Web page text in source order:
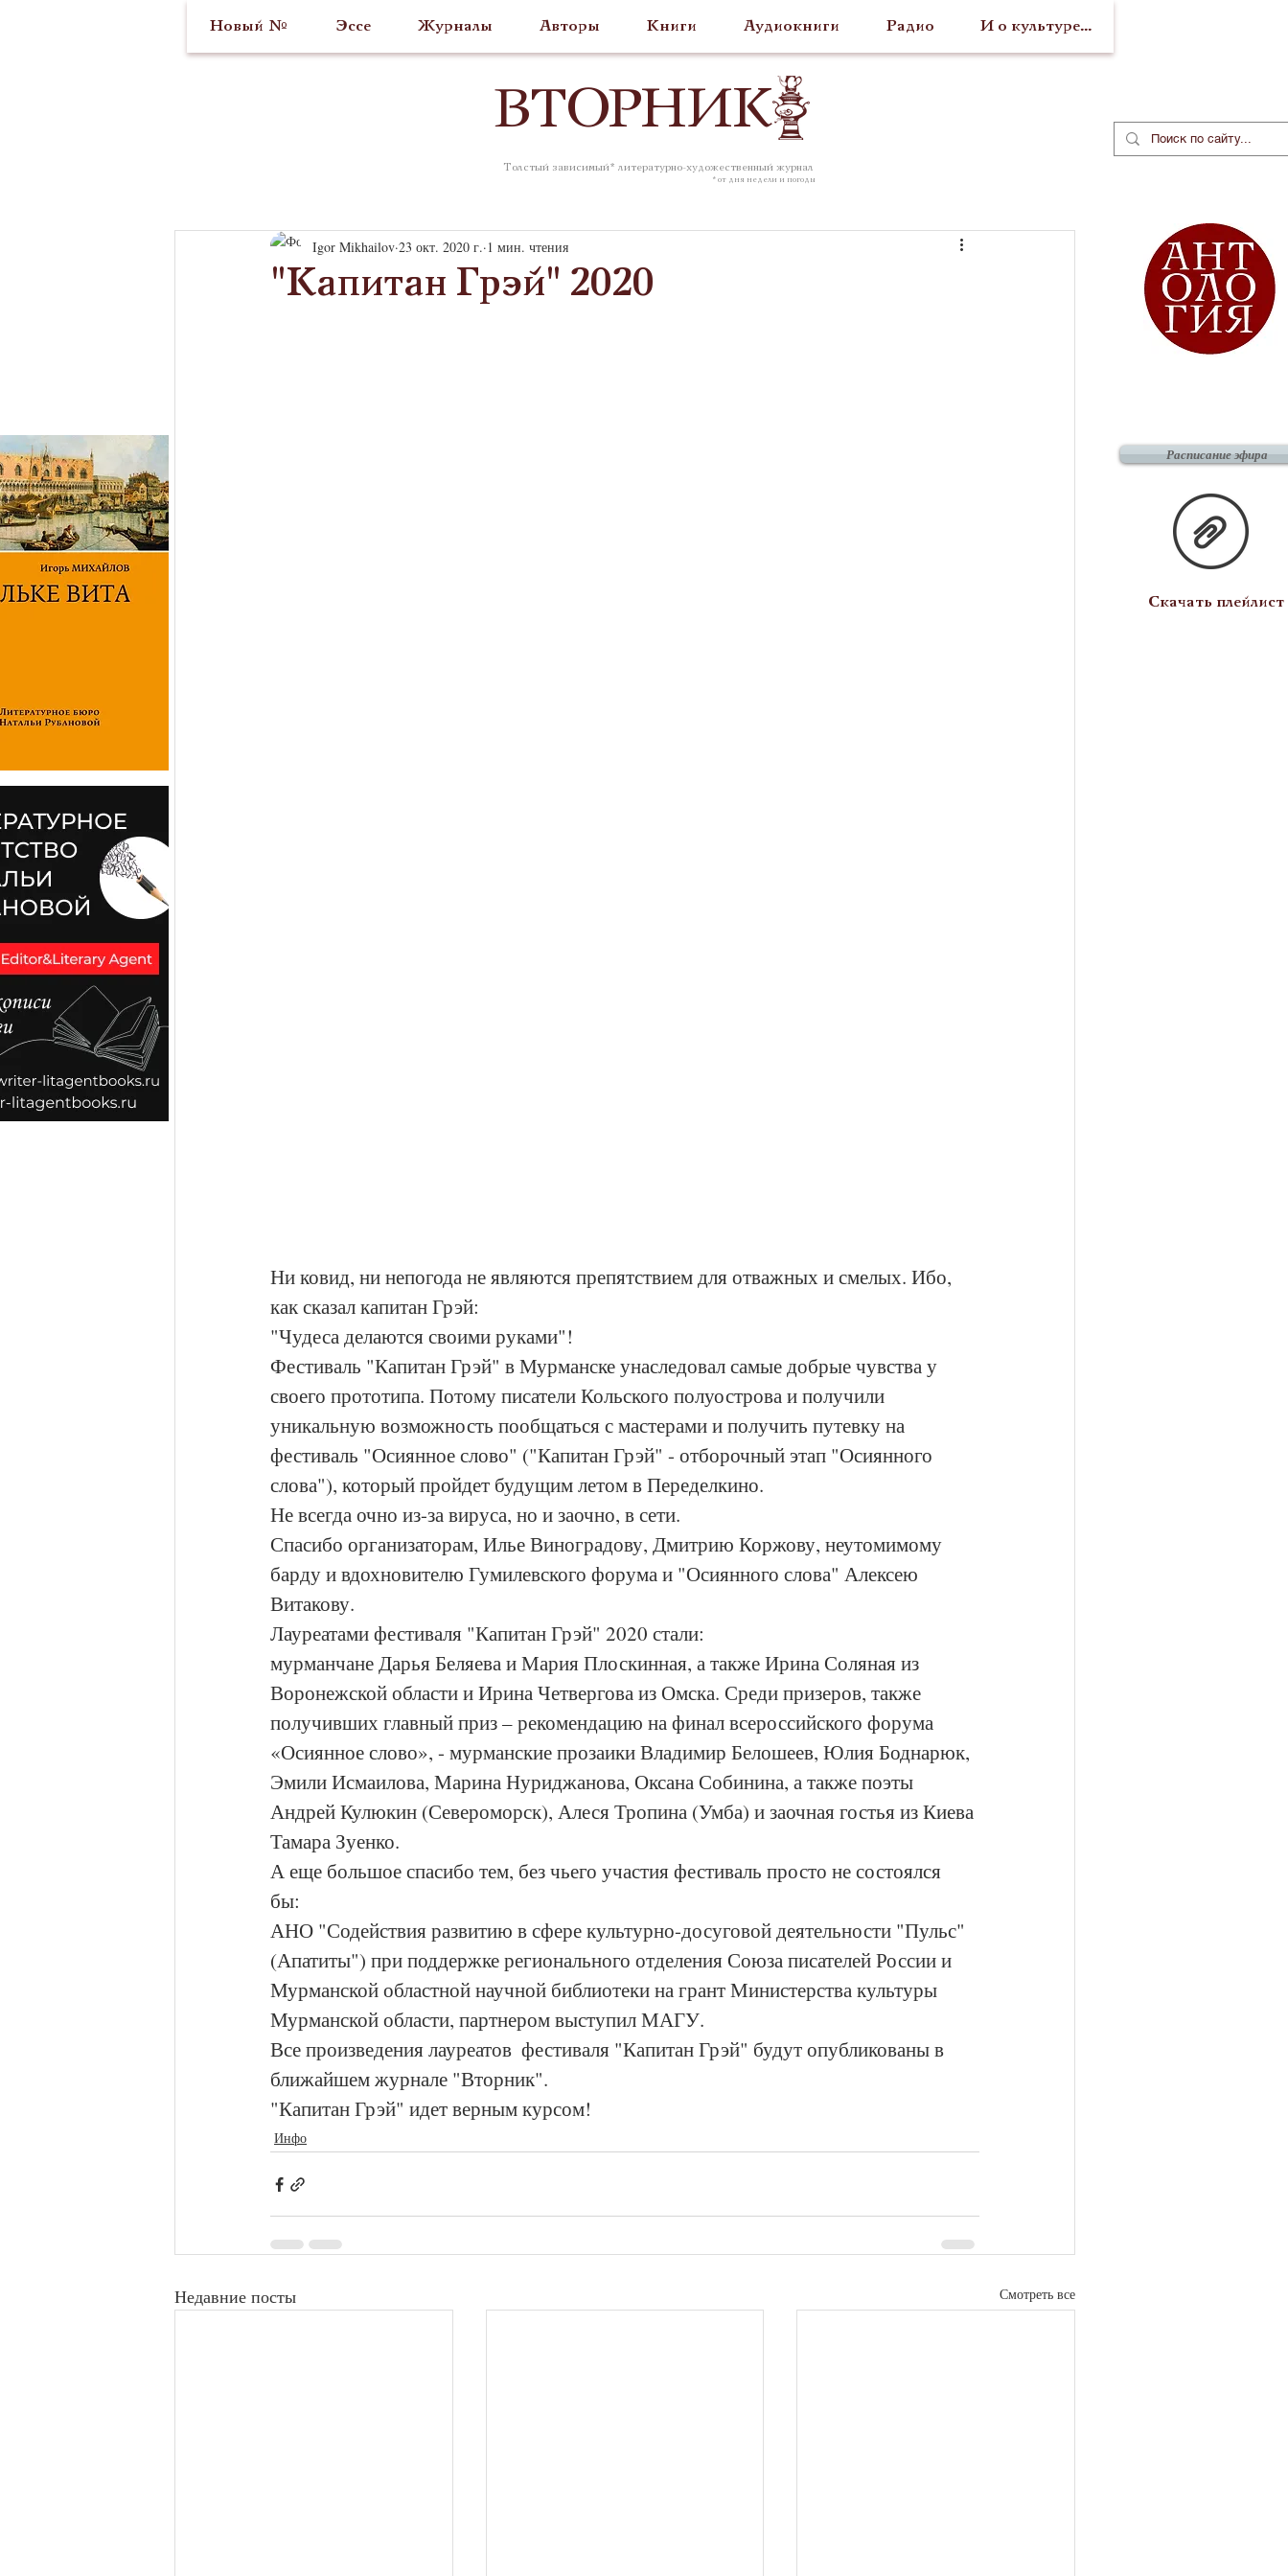
Новый № Эссе Журналы Авторы Книги Аудиокниги Радио И о культуре...
ВТОРНИК
Толстый зависимый* литературно-художественный журнал
* от дня недели и погоды
"Капитан Грэй" 2020
Igor Mikhailov 23 окт. 2020 г. 1 мин. чтения
Ни ковид, ни непогода не являются препятствием для отважных и смелых. Ибо,
как сказал капитан Грэй:
"Чудеса делаются своими руками"!
Фестиваль "Капитан Грэй" в Мурманске унаследовал самые добрые чувства у
своего прототипа. Потому писатели Кольского полуострова и получили
уникальную возможность пообщаться с мастерами и получить путевку на
фестиваль "Осиянное слово" ("Капитан Грэй" - отборочный этап "Осиянного
слова"), который пройдет будущим летом в Переделкино.
Не всегда очно из-за вируса, но и заочно, в сети.
Спасибо организаторам, Илье Виноградову, Дмитрию Коржову, неутомимому
барду и вдохновителю Гумилевского форума и "Осиянного слова" Алексею
Витакову.
Лауреатами фестиваля "Капитан Грэй" 2020 стали:
мурманчане Дарья Беляева и Мария Плоскинная, а также Ирина Соляная из
Воронежской области и Ирина Четвергова из Омска. Среди призеров, также
получивших главный приз – рекомендацию на финал всероссийского форума
«Осиянное слово», - мурманские прозаики Владимир Белошеев, Юлия Боднарюк,
Эмили Исмаилова, Марина Нуриджанова, Оксана Собинина, а также поэты
Андрей Кулюкин (Североморск), Алеся Тропина (Умба) и заочная гостья из Киева
Тамара Зуенко.
А еще большое спасибо тем, без чьего участия фестиваль просто не состоялся
бы:
АНО "Содействия развитию в сфере культурно-досуговой деятельности "Пульс"
(Апатиты") при поддержке регионального отделения Союза писателей России и
Мурманской областной научной библиотеки на грант Министерства культуры
Мурманской области, партнером выступил МАГУ.
Все произведения лауреатов  фестиваля "Капитан Грэй" будут опубликованы в
ближайшем журнале "Вторник".
"Капитан Грэй" идет верным курсом!
Инфо
Недавние посты Смотреть все
Расписание эфира
Скачать плейлист